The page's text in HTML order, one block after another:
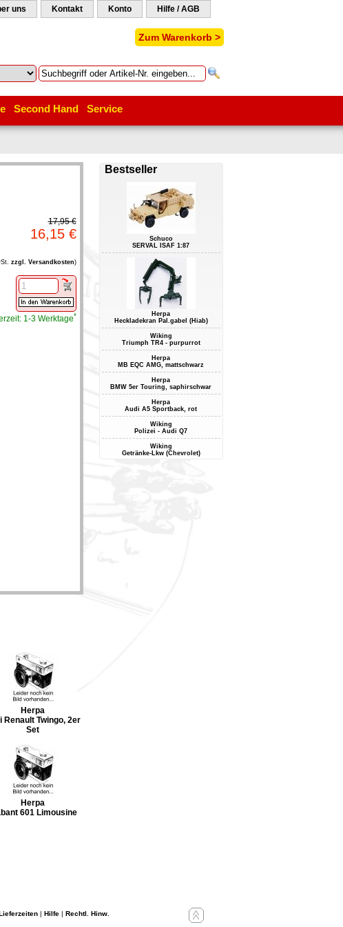
uns Kontakt Konto Hilfe / AGB
Zum Warenkorb >
Second Hand Service
17,95 €
16,15 €
zzgl. Versandkosten)
1-3 Werktage*
Herpa
Renault Twingo, 2er
Set
Herpa
601 Limousine
Bestseller
Schuco
SERVAL ISAF 1:87
Herpa
Heckladekran Pal.gabel (Hiab)
Wiking
Triumph TR4 - purpurrot
Herpa
MB EQC AMG, mattschwarz
Herpa
BMW 5er Touring, saphirschwar
Herpa
Audi A5 Sportback, rot
Wiking
Polizei - Audi Q7
Wiking
Getränke-Lkw (Chevrolet)
| Hilfe| Rechtl. Hinw.